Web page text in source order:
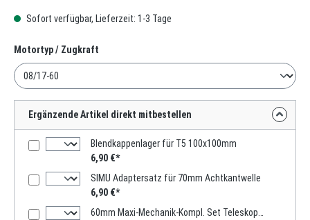
Sofort verfügbar, Lieferzeit: 1-3 Tage
Motortyp / Zugkraft
Ergänzende Artikel direkt mitbestellen
Blendkappenlager für T5 100x100mm
6,90 €*
SIMU Adaptersatz für 70mm Achtkantwelle
6,90 €*